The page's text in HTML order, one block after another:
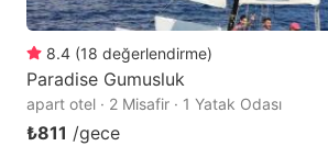
8.4 (18 değerlendirme)
Paradise Gumusluk
apart otel · 2 Misafir · 1 Yatak Odası
₺811 /gece